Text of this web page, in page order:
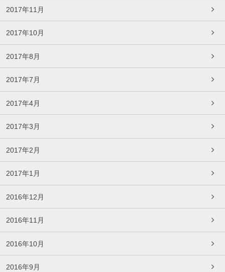
2017年11月
2017年10月
2017年8月
2017年7月
2017年4月
2017年3月
2017年2月
2017年1月
2016年12月
2016年11月
2016年10月
2016年9月